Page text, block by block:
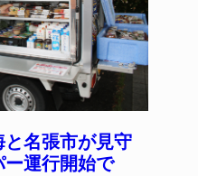
名張市が見守
運行開始で